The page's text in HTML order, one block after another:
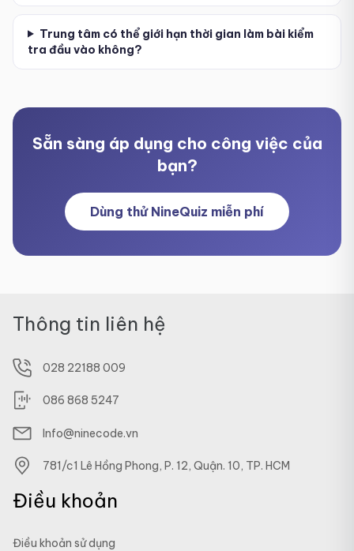
Trung tâm có thể giới hạn thời gian làm bài kiểm
tra đầu vào không?
Sẵn sàng áp dụng cho công việc của
bạn?
Dùng thử NineQuiz miễn phí
Thông tin liên hệ
028 22188 009
086 868 5247
Info@ninecode.vn
781/c1 Lê Hồng Phong, P. 12, Quận. 10, TP. HCM
Điều khoản
Điều khoản sử dụng